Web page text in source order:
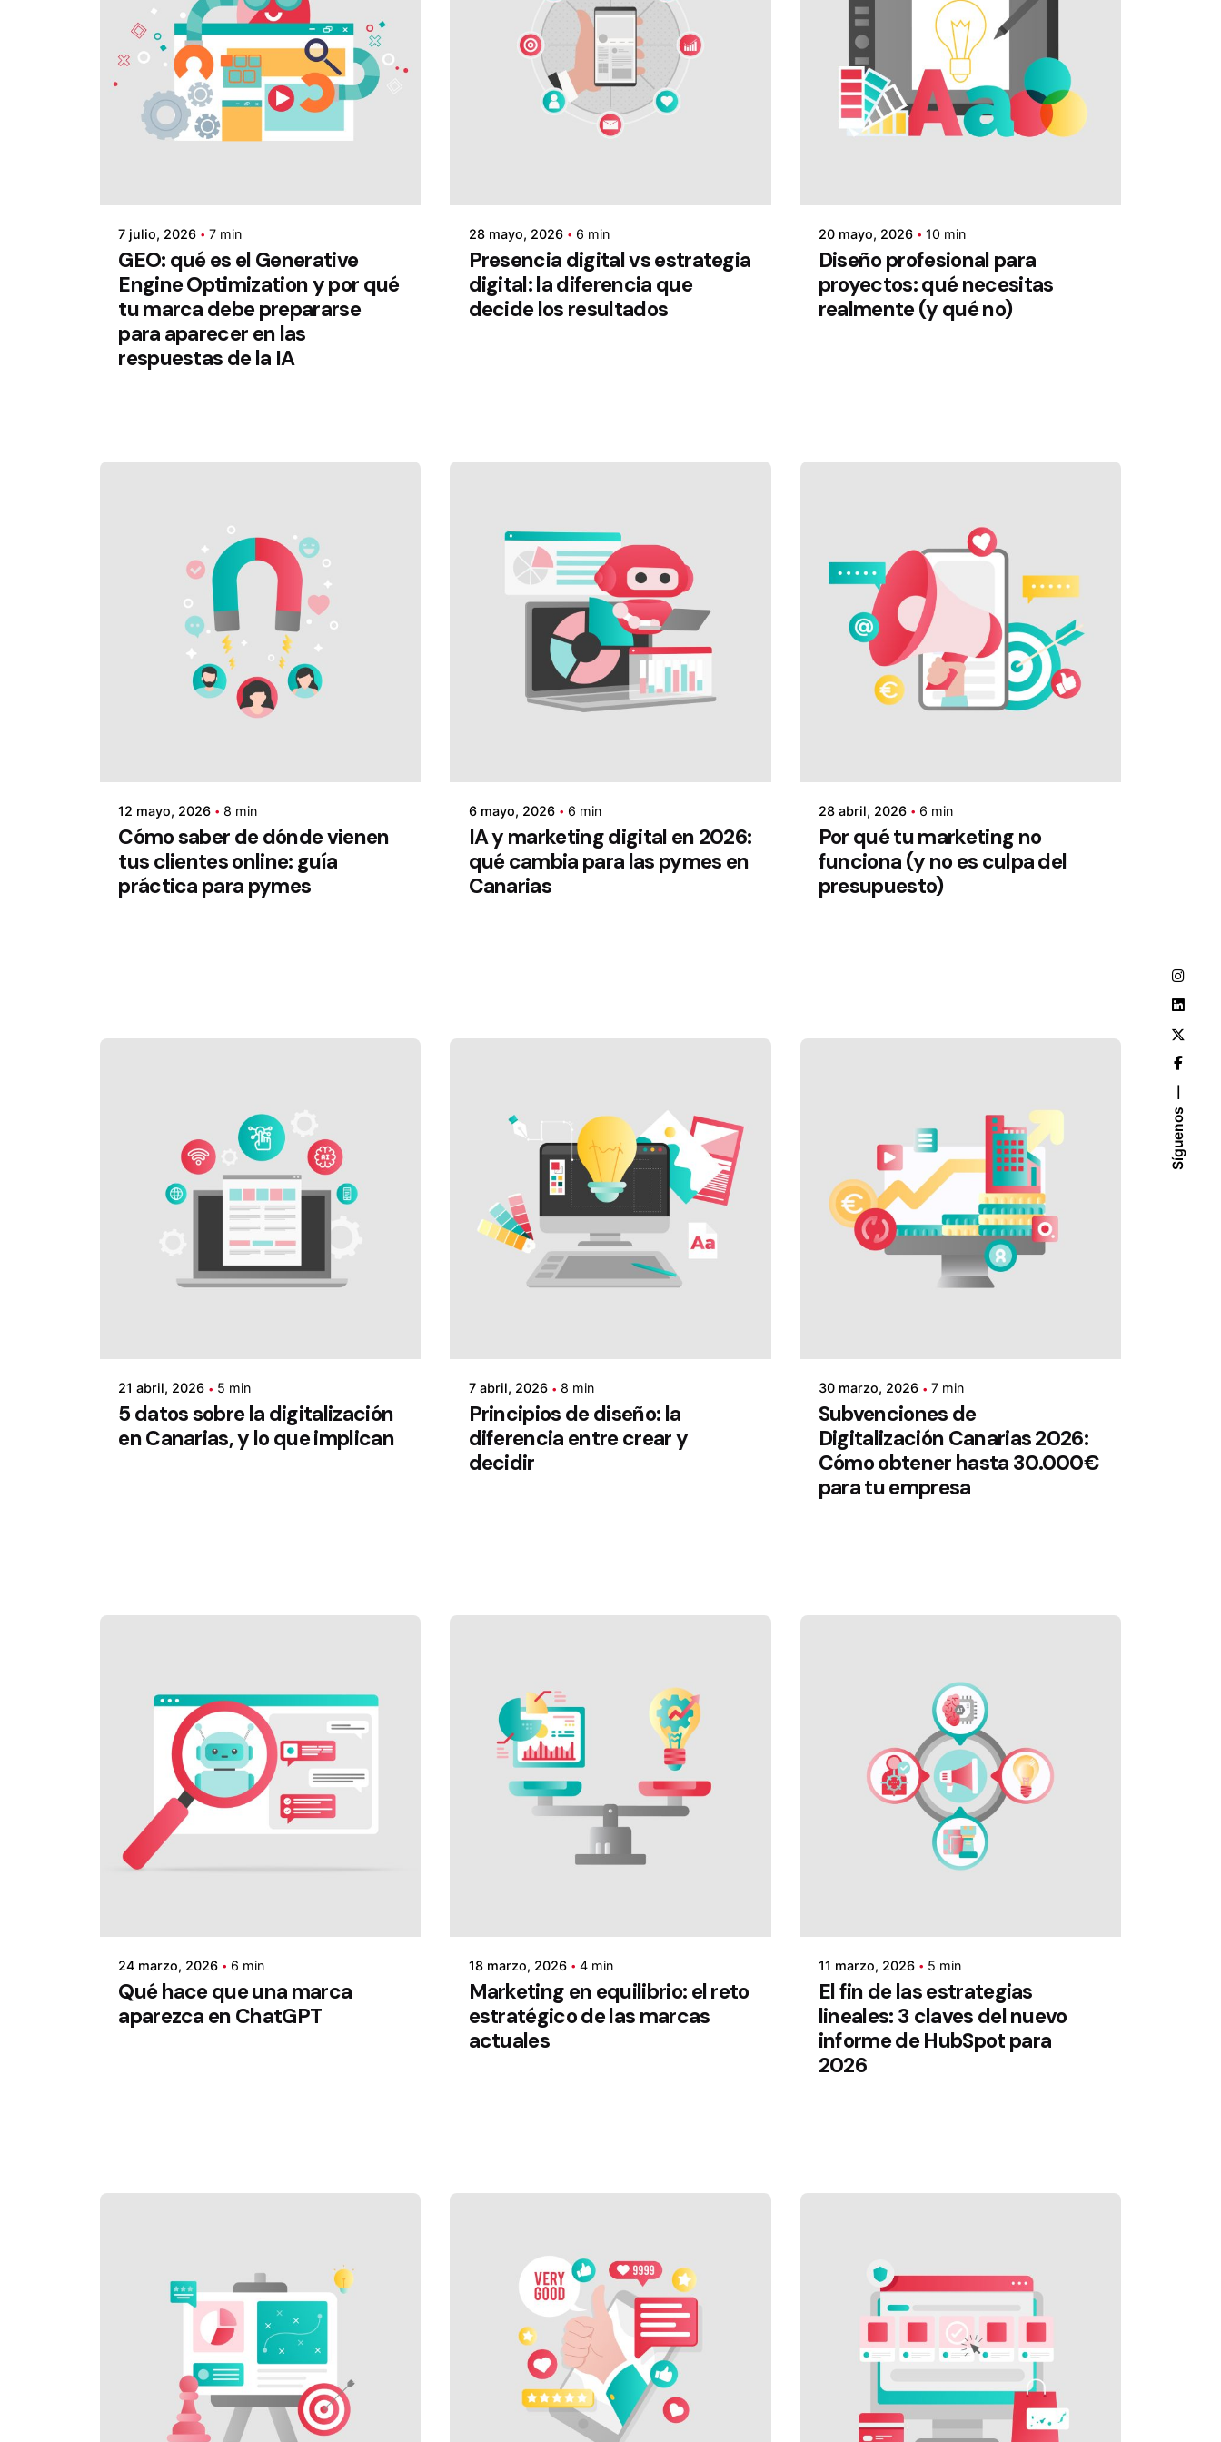
Síguenos
7 julio, 2026 7 min
GEO: qué es el Generative
Engine Optimization y por qué
tu marca debe prepararse
para aparecer en las
respuestas de la IA
28 mayo, 2026 6 min
Presencia digital vs estrategia
digital: la diferencia que
decide los resultados
20 mayo, 2026 10 min
Diseño profesional para
proyectos: qué necesitas
realmente (y qué no)
12 mayo, 2026 8 min
Cómo saber de dónde vienen
tus clientes online: guía
práctica para pymes
6 mayo, 2026 6 min
IA y marketing digital en 2026:
qué cambia para las pymes en
Canarias
28 abril, 2026 6 min
Por qué tu marketing no
funciona (y no es culpa del
presupuesto)
21 abril, 2026 5 min
5 datos sobre la digitalización
en Canarias, y lo que implican
7 abril, 2026 8 min
Principios de diseño: la
diferencia entre crear y
decidir
30 marzo, 2026 7 min
Subvenciones de
Digitalización Canarias 2026:
Cómo obtener hasta 30.000€
para tu empresa
24 marzo, 2026 6 min
Qué hace que una marca
aparezca en ChatGPT
18 marzo, 2026 4 min
Marketing en equilibrio: el reto
estratégico de las marcas
actuales
11 marzo, 2026 5 min
El fin de las estrategias
lineales: 3 claves del nuevo
informe de HubSpot para
2026